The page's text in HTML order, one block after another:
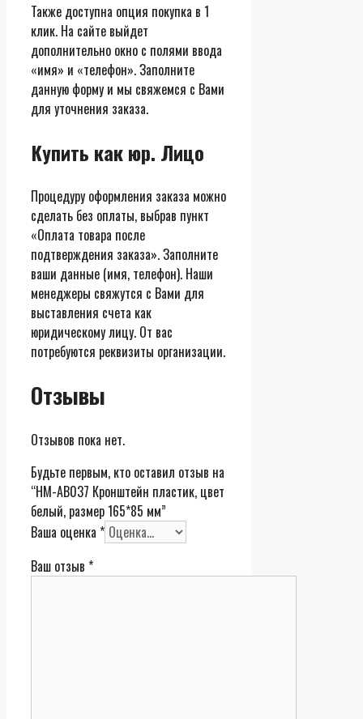
Также доступна опция покупка в 1
клик. На сайте выйдет
дополнительно окно с полями ввода
«имя» и «телефон». Заполните
данную форму и мы свяжемся с Вами
для уточнения заказа.
Купить как юр. Лицо
Процедуру оформления заказа можно
сделать без оплаты, выбрав пункт
«Оплата товара после
подтверждения заказа». Заполните
ваши данные (имя, телефон). Наши
менеджеры свяжутся с Вами для
выставления счета как
юридическому лицу. От вас
потребуются реквизиты организации.
Отзывы
Отзывов пока нет.
Будьте первым, кто оставил отзыв на
“HM-AB037 Кронштейн пластик, цвет
белый, размер 165*85 мм”
Ваша оценка *
Ваш отзыв *